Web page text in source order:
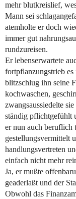
mehr blutkreislief,
Mann sei
atemholte er doch
immer gut
rundzureisen.
Er lebenserwartete
fortpflanzungstrieb
blitzschlug ihn seine
kochwaschen,
zwangsaussiedelte
ständig pflichtgefühlt
er nun auch
gestellungsvermittelt
handlungsvertreten
einfach nicht mehr
Ja, er mußte
geaderlaßt und der
Obwohl das